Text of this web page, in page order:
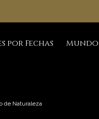
por Fechas Mundo
de Naturaleza